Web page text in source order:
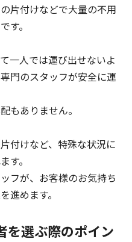
片付けなどで大量の不用
す。
一人では運び出せないよ
門のスタッフが安全に運
もありません。
付けなど、特殊な状況に
す。
フが、お客様のお気持ち
進めます。
を選ぶ際のポイン